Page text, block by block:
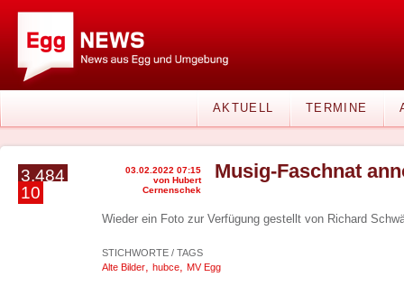
AKTUELL TERMINE
3.484
10
03.02.2022 07:15
von Hubert
Cernenschek
Musig-Faschnat
Wieder ein Foto zur Verfügung gestellt von Richard
STICHWORTE / TAGS
Alte Bilder, hubce, MV Egg